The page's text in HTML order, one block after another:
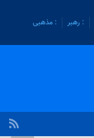
: رهبر
: مذهبی